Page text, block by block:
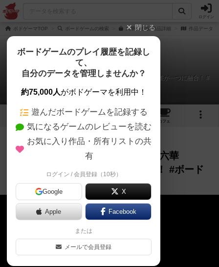
ログイン
ボドゲーマTOP ボードゲームの検索 六華の通販/商品詳細 作品データ
六華
ファースト・テイク (First Take)➤六華 (Rikka) | 花札と麻雀が一つに融合！ #
6 3 30
カフェ
作品紹介 レビュー 12ヶ月前
ファースト・テイク (First Take)➤六華
(Rikka) | 花札と麻雀が一つに融合！ #ボード
ゲーム #開封
閉じる
ボードゲームのプレイ履歴を記録し
て、
自分のデータを管理しませんか？
約75,000人がボドゲーマを利用中！
遊んだボードゲームを記録する
気になるゲームのレビューを読む
お気に入り作品・所有リストの共
有
ログイン / 会員登録（10秒）
Google X
Apple Facebook
または
メールで会員登録